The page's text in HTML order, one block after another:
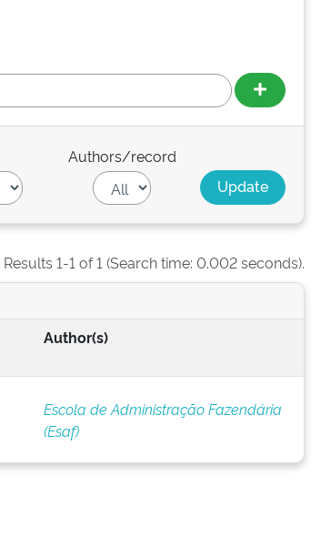
Authors/record
Results 1-1 of 1 (Search time: 0.002 seconds).
Author(s)
Escola de Administração Fazendária
(Esaf)